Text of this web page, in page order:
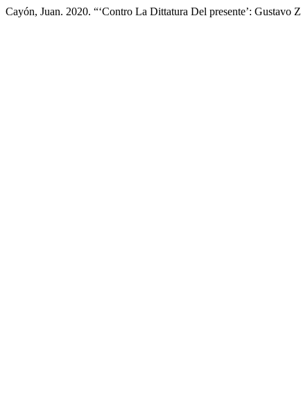
Cayón, Juan. 2020. “‘Contro La Dittatura Del presente’: Gustavo